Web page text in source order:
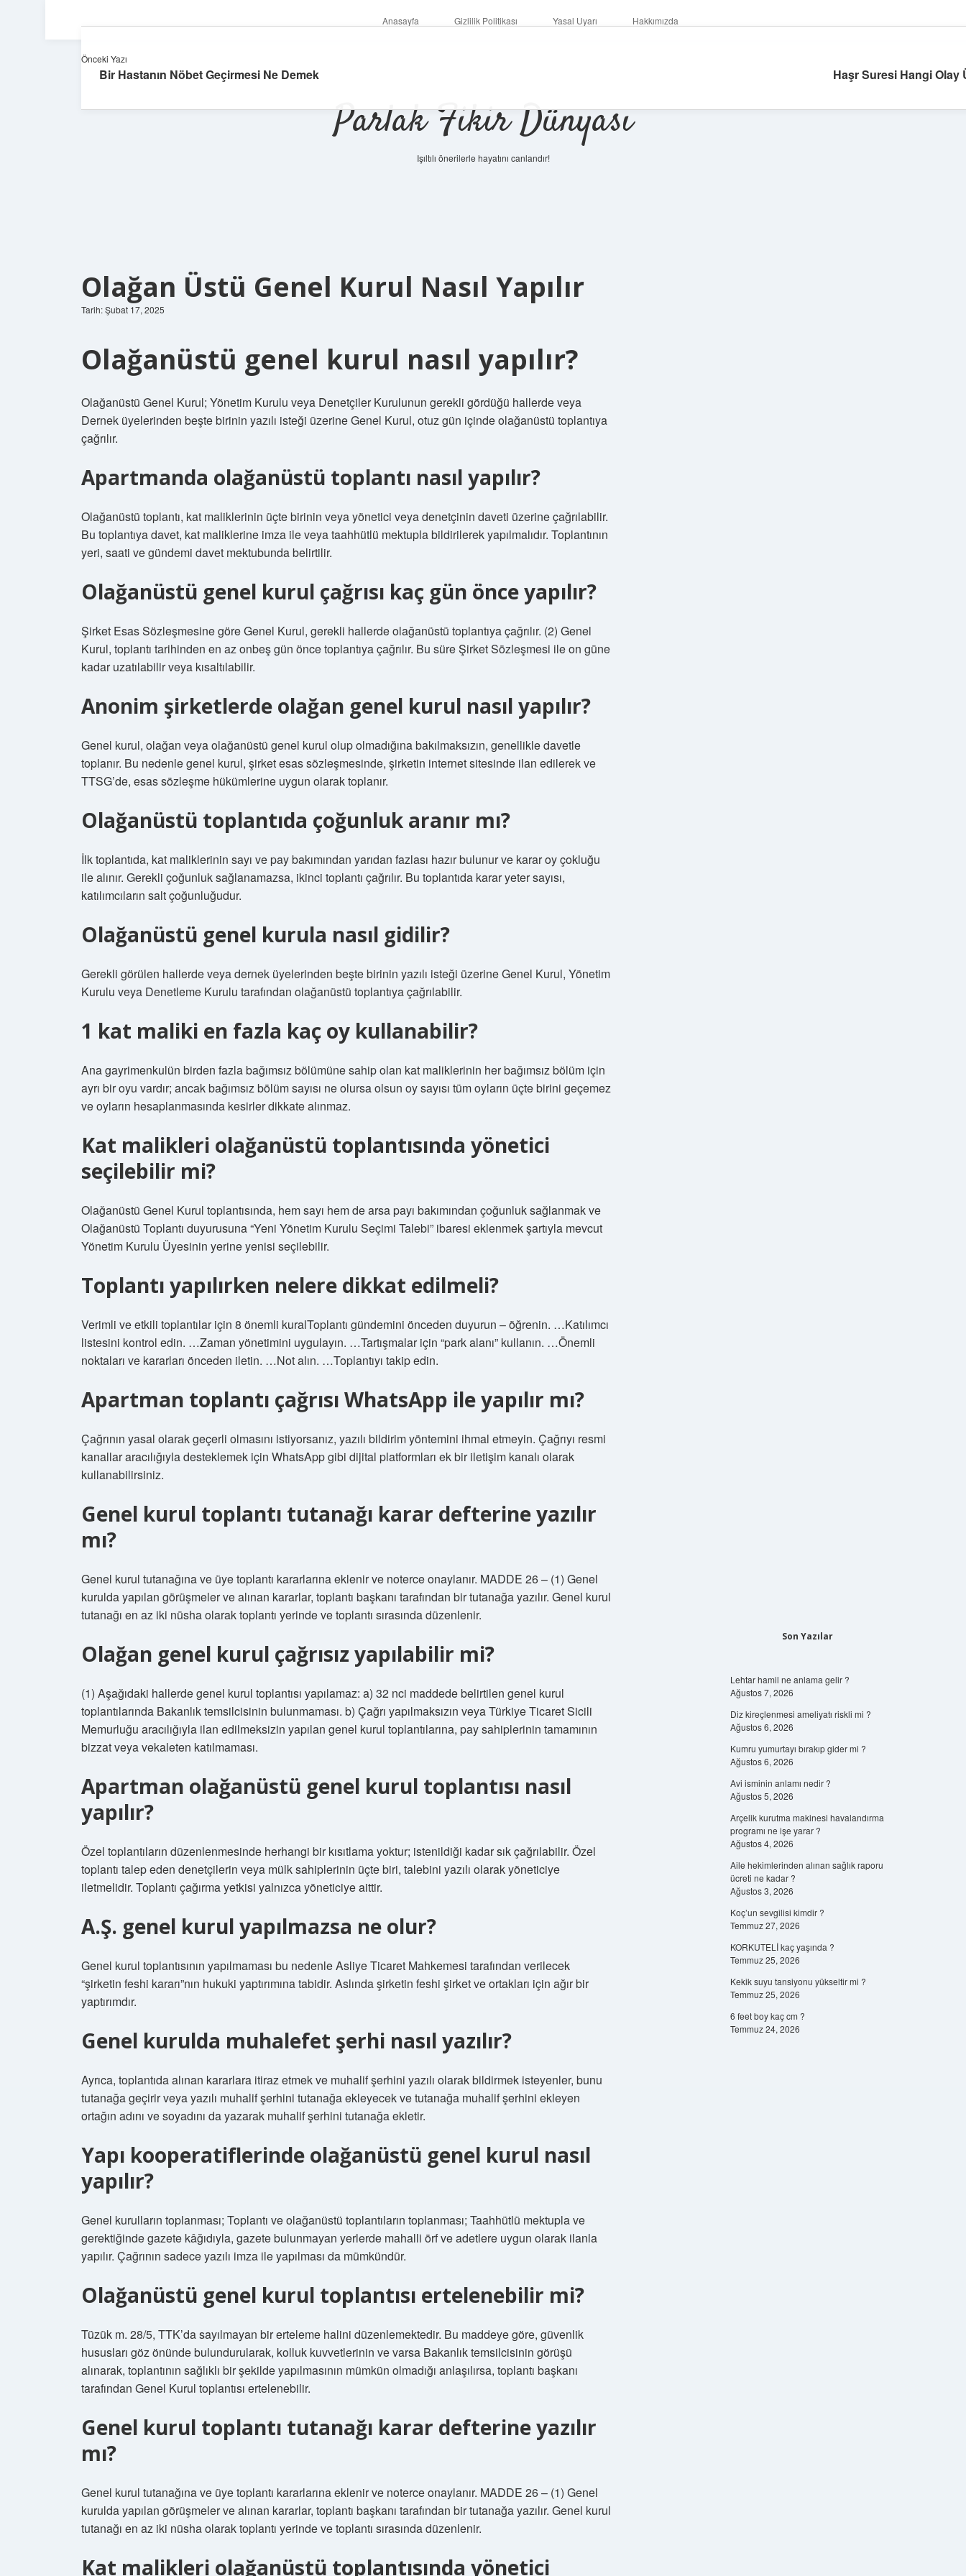
Anasayfa Gizlilik Politikası Yasal Uyarı Hakkımızda
Parlak Fikir Dünyası
Işıltılı önerilerle hayatını canlandır!
Olağan Üstü Genel Kurul Nasıl Yapılır
Tarih: Şubat 17, 2025
Olağanüstü genel kurul nasıl yapılır?
Olağanüstü Genel Kurul; Yönetim Kurulu veya Denetçiler Kurulunun gerekli gördüğü hallerde veya
Dernek üyelerinden beşte birinin yazılı isteği üzerine Genel Kurul, otuz gün içinde olağanüstü toplantıya
çağrılır.
Apartmanda olağanüstü toplantı nasıl yapılır?
Olağanüstü toplantı, kat maliklerinin üçte birinin veya yönetici veya denetçinin daveti üzerine çağrılabilir.
Bu toplantıya davet, kat maliklerine imza ile veya taahhütlü mektupla bildirilerek yapılmalıdır. Toplantının
yeri, saati ve gündemi davet mektubunda belirtilir.
Olağanüstü genel kurul çağrısı kaç gün önce yapılır?
Şirket Esas Sözleşmesine göre Genel Kurul, gerekli hallerde olağanüstü toplantıya çağrılır. (2) Genel
Kurul, toplantı tarihinden en az onbeş gün önce toplantıya çağrılır. Bu süre Şirket Sözleşmesi ile on güne
kadar uzatılabilir veya kısaltılabilir.
Anonim şirketlerde olağan genel kurul nasıl yapılır?
Genel kurul, olağan veya olağanüstü genel kurul olup olmadığına bakılmaksızın, genellikle davetle
toplanır. Bu nedenle genel kurul, şirket esas sözleşmesinde, şirketin internet sitesinde ilan edilerek ve
TTSG’de, esas sözleşme hükümlerine uygun olarak toplanır.
Olağanüstü toplantıda çoğunluk aranır mı?
İlk toplantıda, kat maliklerinin sayı ve pay bakımından yarıdan fazlası hazır bulunur ve karar oy çokluğu
ile alınır. Gerekli çoğunluk sağlanamazsa, ikinci toplantı çağrılır. Bu toplantıda karar yeter sayısı,
katılımcıların salt çoğunluğudur.
Olağanüstü genel kurula nasıl gidilir?
Gerekli görülen hallerde veya dernek üyelerinden beşte birinin yazılı isteği üzerine Genel Kurul, Yönetim
Kurulu veya Denetleme Kurulu tarafından olağanüstü toplantıya çağrılabilir.
1 kat maliki en fazla kaç oy kullanabilir?
Ana gayrimenkulün birden fazla bağımsız bölümüne sahip olan kat maliklerinin her bağımsız bölüm için
ayrı bir oyu vardır; ancak bağımsız bölüm sayısı ne olursa olsun oy sayısı tüm oyların üçte birini geçemez
ve oyların hesaplanmasında kesirler dikkate alınmaz.
Kat malikleri olağanüstü toplantısında yönetici
seçilebilir mi?
Olağanüstü Genel Kurul toplantısında, hem sayı hem de arsa payı bakımından çoğunluk sağlanmak ve
Olağanüstü Toplantı duyurusuna “Yeni Yönetim Kurulu Seçimi Talebi” ibaresi eklenmek şartıyla mevcut
Yönetim Kurulu Üyesinin yerine yenisi seçilebilir.
Toplantı yapılırken nelere dikkat edilmeli?
Verimli ve etkili toplantılar için 8 önemli kuralToplantı gündemini önceden duyurun – öğrenin. …Katılımcı
listesini kontrol edin. …Zaman yönetimini uygulayın. …Tartışmalar için “park alanı” kullanın. …Önemli
noktaları ve kararları önceden iletin. …Not alın. …Toplantıyı takip edin.
Apartman toplantı çağrısı WhatsApp ile yapılır mı?
Çağrının yasal olarak geçerli olmasını istiyorsanız, yazılı bildirim yöntemini ihmal etmeyin. Çağrıyı resmi
kanallar aracılığıyla desteklemek için WhatsApp gibi dijital platformları ek bir iletişim kanalı olarak
kullanabilirsiniz.
Genel kurul toplantı tutanağı karar defterine yazılır
mı?
Genel kurul tutanağına ve üye toplantı kararlarına eklenir ve noterce onaylanır. MADDE 26 – (1) Genel
kurulda yapılan görüşmeler ve alınan kararlar, toplantı başkanı tarafından bir tutanağa yazılır. Genel kurul
tutanağı en az iki nüsha olarak toplantı yerinde ve toplantı sırasında düzenlenir.
Olağan genel kurul çağrısız yapılabilir mi?
(1) Aşağıdaki hallerde genel kurul toplantısı yapılamaz: a) 32 nci maddede belirtilen genel kurul
toplantılarında Bakanlık temsilcisinin bulunmaması. b) Çağrı yapılmaksızın veya Türkiye Ticaret Sicili
Memurluğu aracılığıyla ilan edilmeksizin yapılan genel kurul toplantılarına, pay sahiplerinin tamamının
bizzat veya vekaleten katılmaması.
Apartman olağanüstü genel kurul toplantısı nasıl
yapılır?
Özel toplantıların düzenlenmesinde herhangi bir kısıtlama yoktur; istenildiği kadar sık ​​çağrılabilir. Özel
toplantı talep eden denetçilerin veya mülk sahiplerinin üçte biri, talebini yazılı olarak yöneticiye
iletmelidir. Toplantı çağırma yetkisi yalnızca yöneticiye aittir.
A.Ş. genel kurul yapılmazsa ne olur?
Genel kurul toplantısının yapılmaması bu nedenle Asliye Ticaret Mahkemesi tarafından verilecek
“şirketin feshi kararı”nın hukuki yaptırımına tabidir. Aslında şirketin feshi şirket ve ortakları için ağır bir
yaptırımdır.
Genel kurulda muhalefet şerhi nasıl yazılır?
Ayrıca, toplantıda alınan kararlara itiraz etmek ve muhalif şerhini yazılı olarak bildirmek isteyenler, bunu
tutanağa geçirir veya yazılı muhalif şerhini tutanağa ekleyecek ve tutanağa muhalif şerhini ekleyen
ortağın adını ve soyadını da yazarak muhalif şerhini tutanağa ekletir.
Yapı kooperatiflerinde olağanüstü genel kurul nasıl
yapılır?
Genel kurulların toplanması; Toplantı ve olağanüstü toplantıların toplanması; Taahhütlü mektupla ve
gerektiğinde gazete kâğıdıyla, gazete bulunmayan yerlerde mahalli örf ve adetlere uygun olarak ilanla
yapılır. Çağrının sadece yazılı imza ile yapılması da mümkündür.
Olağanüstü genel kurul toplantısı ertelenebilir mi?
Tüzük m. 28/5, TTK’da sayılmayan bir erteleme halini düzenlemektedir. Bu maddeye göre, güvenlik
hususları göz önünde bulundurularak, kolluk kuvvetlerinin ve varsa Bakanlık temsilcisinin görüşü
alınarak, toplantının sağlıklı bir şekilde yapılmasının mümkün olmadığı anlaşılırsa, toplantı başkanı
tarafından Genel Kurul toplantısı ertelenebilir.
Genel kurul toplantı tutanağı karar defterine yazılır
mı?
Genel kurul tutanağına ve üye toplantı kararlarına eklenir ve noterce onaylanır. MADDE 26 – (1) Genel
kurulda yapılan görüşmeler ve alınan kararlar, toplantı başkanı tarafından bir tutanağa yazılır. Genel kurul
tutanağı en az iki nüsha olarak toplantı yerinde ve toplantı sırasında düzenlenir.
Kat malikleri olağanüstü toplantısında yönetici
Önceki Yazı
Bir Hastanın Nöbet Geçirmesi Ne Demek Haşr Suresi Hangi Olay
Son Yazılar
Lehtar hamil ne anlama gelir ?
Ağustos 7, 2026
Diz kireçlenmesi ameliyatı riskli mi ?
Ağustos 6, 2026
Kumru yumurtayı bırakıp gider mi ?
Ağustos 6, 2026
Avi isminin anlamı nedir ?
Ağustos 5, 2026
Arçelik kurutma makinesi havalandırma
programı ne işe yarar ?
Ağustos 4, 2026
Aile hekimlerinden alınan sağlık raporu
ücreti ne kadar ?
Ağustos 3, 2026
Koç’un sevgilisi kimdir ?
Temmuz 27, 2026
KORKUTELİ kaç yaşında ?
Temmuz 25, 2026
Kekik suyu tansiyonu yükseltir mi ?
Temmuz 25, 2026
6 feet boy kaç cm ?
Temmuz 24, 2026